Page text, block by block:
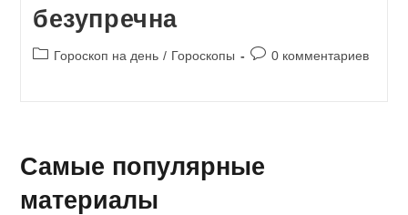
безупречна
Рубрика
Гороскоп на день / Гороскопы
Комментарии
0 комментариев
Самые популярные
материалы